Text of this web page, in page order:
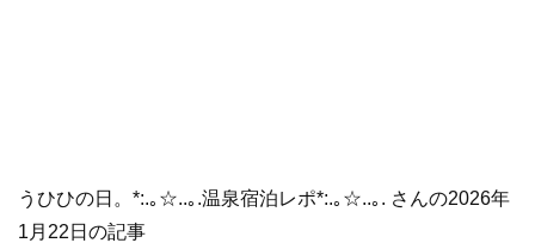
うひひの日。*:.｡☆..｡.温泉宿泊レポ*:.｡☆..｡. さんの2026年
1月22日の記事